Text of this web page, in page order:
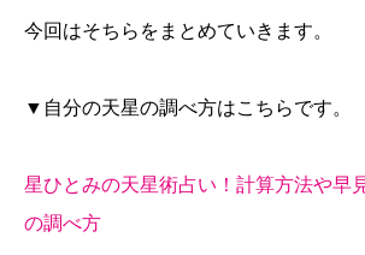
今回はそちらをまとめていきます。
▼自分の天星の調べ方はこちらです。
星ひとみの天星術占い！計算方法や早
の調べ方